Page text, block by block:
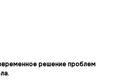
решение проблем